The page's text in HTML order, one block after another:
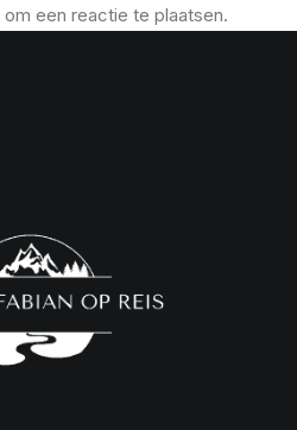
om een reactie te plaatsen.